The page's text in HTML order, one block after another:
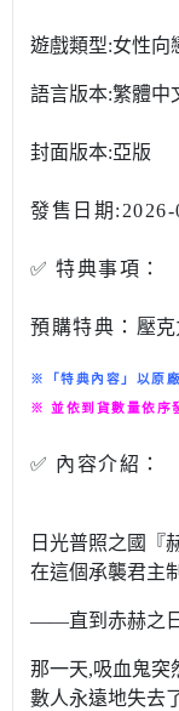
遊戲類型:女性向
語言版本:繁體中
封面版本:亞版
發售日期:2026-
✅ 特典事項：
預購特典： 壓
※「特典內容」以原
※ 並依到貨數量依序
✅ 內容介紹：
日光普照之國『
在這個承襲君主
——直到赤赫之
那一天,吸血鬼突
數人永遠地失去